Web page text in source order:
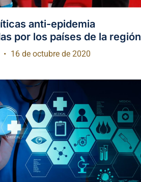
anti-epidemia
por los países de la región
16 de octubre de 2020